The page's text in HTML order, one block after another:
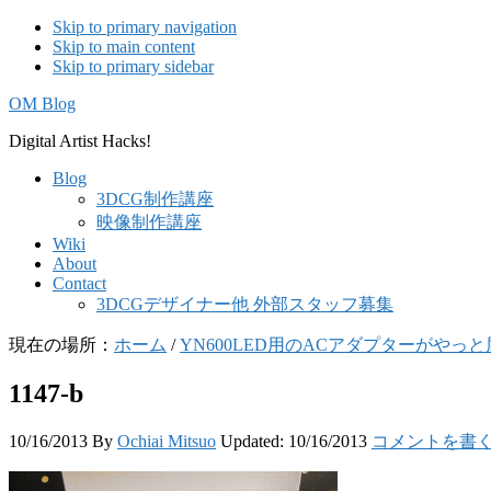
Skip to primary navigation
Skip to main content
Skip to primary sidebar
OM Blog
Digital Artist Hacks!
Blog
3DCG制作講座
映像制作講座
Wiki
About
Contact
3DCGデザイナー他 外部スタッフ募集
現在の場所： ホーム / YN600LED用のACアダプターがやっと
1147-b
10/16/2013 By Ochiai Mitsuo Updated: 10/16/2013 コメントを書く